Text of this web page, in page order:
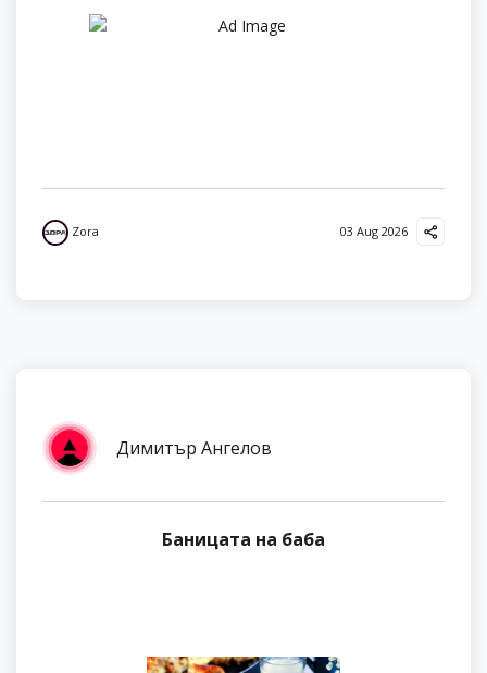
Zora 03 Aug 2026
Димитър Ангелов
Баницата на баба